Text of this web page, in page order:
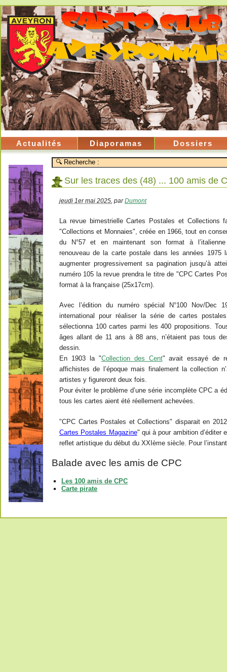
Actualités Diaporamas Dossiers
Sur les traces des (48) ... 100 amis de
jeudi 1er mai 2025 parDumont
La revue bimestrielle Cartes Postales et Collections
"Collections et Monnaies", créée en 1966, tout en
du N°57 et en maintenant son format à
renouveau de la carte postale dans les années 1975
augmenter progressivement sa pagination jusqu’à
numéro 105 la revue prendra le titre de "CPC Cartes
format à la française (25x17cm).
Avec l’édition du numéro spécial N°100 Nov/Dec
international pour réaliser la série de cartes
sélectionna 100 cartes parmi les 400 propositions.
âges allant de 11 ans à 88 ans, n’étaient pas tous
dessin.
En 1903 la "Collection des Cent" avait essayé de
affichistes de l’époque mais finalement la collection
artistes y figureront deux fois.
Pour éviter le problème d’une série incomplète CPC a
tous les cartes aient été réellement achevées.
"CPC Cartes Postales et Collections" disparait en
Cartes Postales Magazine" qui à pour ambition d’éditer
reflet artistique du début du XXIème siècle. Pour
Balade avec les amis de CPC
Les 100 amis de CPC
Carte pirate